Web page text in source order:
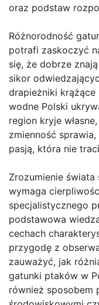
oraz podstaw
Różnorodność
potrafi zaskoczyć
się, że dobrze
sikor
drapieżniki
wodne Polski
region kryje
zmienność
pasją, która nie
Zrozumienie
wymaga
specjalistycznego
podstawowa
cechach
przygodę z
zauważyć, jak
gatunki ptaków w
również sposobem